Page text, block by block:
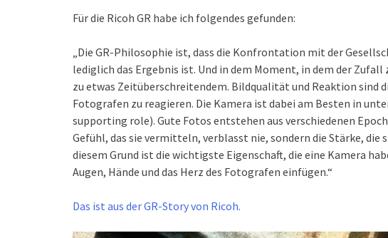
Für die Ricoh GR habe ich folgendes gefunden:
„Die GR-Philosophie ist, dass die Konfrontation mit der
lediglich das Ergebnis ist. Und in dem Moment, in dem der
zu etwas Zeitüberschreitendem. Bildqualität und Reaktion sind
Fotografen zu reagieren. Die Kamera ist dabei am Besten in
supporting role). Gute Fotos entstehen aus verschiedenen
Gefühl, das sie vermitteln, verblasst nie, sondern die Stärke, die
diesem Grund ist die wichtigste Eigenschaft, die eine Kamera
Augen, Hände und das Herz des Fotografen einfügen.“
Das ist aus der GR-Story von Ricoh.